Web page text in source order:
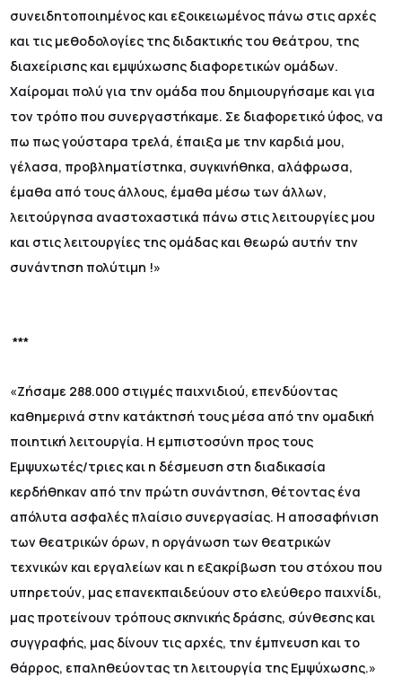
συνειδητοποιημένος και εξοικειωμένος πάνω στις αρχές
και τις μεθοδολογίες της διδακτικής του θεάτρου, της
διαχείρισης και εμψύχωσης διαφορετικών ομάδων.
Χαίρομαι πολύ για την ομάδα που δημιουργήσαμε και για
τον τρόπο που συνεργαστήκαμε. Σε διαφορετικό ύφος, να
πω πως γούσταρα τρελά, έπαιξα με την καρδιά μου,
γέλασα, προβληματίστηκα, συγκινήθηκα, αλάφρωσα,
έμαθα από τους άλλους, έμαθα μέσω των άλλων,
λειτούργησα αναστοχαστικά πάνω στις λειτουργίες μου
και στις λειτουργίες της ομάδας και θεωρώ αυτήν την
συνάντηση πολύτιμη !»
***
«Ζήσαμε 288.000 στιγμές παιχνιδιού, επενδύοντας
καθημερινά στην κατάκτησή τους μέσα από την ομαδική
ποιητική λειτουργία. Η εμπιστοσύνη προς τους
Εμψυχωτές/τριες και η δέσμευση στη διαδικασία
κερδήθηκαν από την πρώτη συνάντηση, θέτοντας ένα
απόλυτα ασφαλές πλαίσιο συνεργασίας. Η αποσαφήνιση
των θεατρικών όρων, η οργάνωση των θεατρικών
τεχνικών και εργαλείων και η εξακρίβωση του στόχου που
υπηρετούν, μας επανεκπαιδεύουν στο ελεύθερο παιχνίδι,
μας προτείνουν τρόπους σκηνικής δράσης, σύνθεσης και
συγγραφής, μας δίνουν τις αρχές, την έμπνευση και το
θάρρος, επαληθεύοντας τη λειτουργία της Εμψύχωσης.»